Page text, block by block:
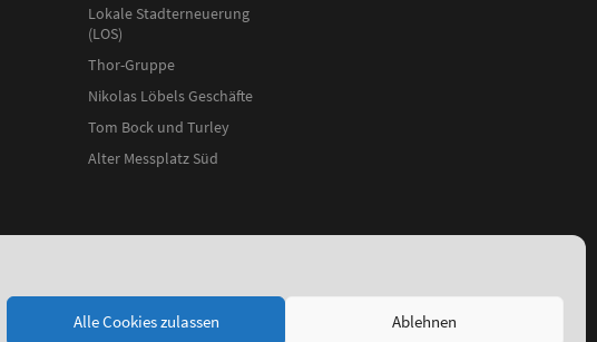
Alle Cookies zulassen Ablehnen
Lokale Stadterneuerung
(LOS)
Thor-Gruppe
Nikolas Löbels Geschäfte
Tom Bock und Turley
Alter Messplatz Süd